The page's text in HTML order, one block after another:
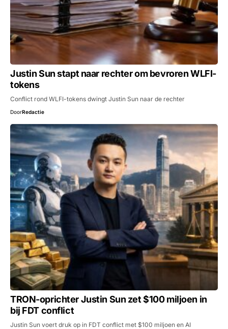
Justin Sun stapt naar rechter om bevroren WLFI-
tokens
Conflict rond WLFI-tokens dwingt Justin Sun naar de rechter
DoorRedactie
TRON-oprichter Justin Sun zet $100 miljoen in
bij FDT conflict
Justin Sun voert druk op in FDT conflict met $100 miljoen en AI